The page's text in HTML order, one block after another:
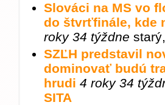
Slováci na MS vo
do štvrťfinále, kde
roky 34 týždne starý
SZĽH predstavil
dominovať budú
hrudi 4 roky 34
SITA